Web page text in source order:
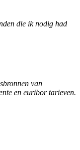
die ik nodig had
van
en euribor tarieven.